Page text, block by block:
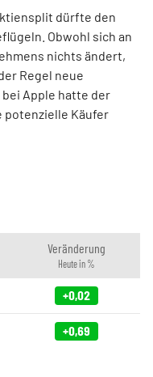
dürfte den
Obwohl sich an
nichts ändert,
Regel neue
Apple hatte der
potenzielle Käufer
Veränderung
Heute in %
+0,02
+0,69